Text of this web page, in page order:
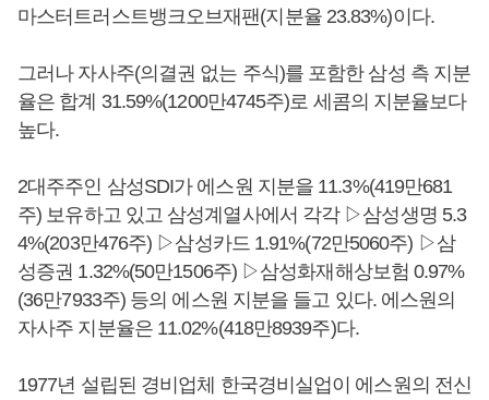
마스터트러스트뱅크오브재팬(지분율 23.83%)이다.
그러나 자사주(의결권 없는 주식)를 포함한 삼성 측 지분
율은 합계 31.59%(1200만4745주)로 세콤의 지분율보다
높다.
2대주주인 삼성SDI가 에스원 지분을 11.3%(419만681
주) 보유하고 있고 삼성계열사에서 각각 ▷삼성생명 5.3
4%(203만476주) ▷삼성카드 1.91%(72만5060주) ▷삼
성증권 1.32%(50만1506주) ▷삼성화재해상보험 0.97%
(36만7933주) 등의 에스원 지분을 들고 있다. 에스원의
자사주 지분율은 11.02%(418만8939주)다.
1977년 설립된 경비업체 한국경비실업이 에스원의 전신